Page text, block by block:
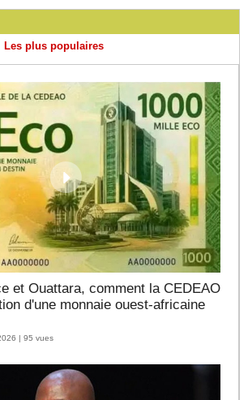
Les plus populaires
et Ouattara, comment la CEDEAO
d'une monnaie ouest-africaine
| 95 vues